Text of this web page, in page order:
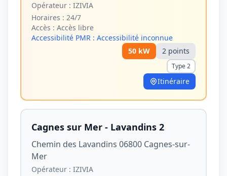
Opérateur : IZIVIA
Horaires : 24/7
Accès : Accès libre
Accessibilité PMR : Accessibilité inconnue
50 kW 2 points
Type 2
Itinéraire
Cagnes sur Mer - Lavandins 2
Chemin des Lavandins 06800 Cagnes-sur-
Mer
Opérateur : IZIVIA